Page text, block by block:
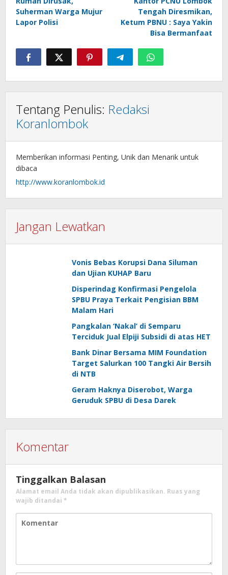
pos
Suherman Warga Mujur
Lapor Polisi
Tengah Diresmikan,
Ketum PBNU : Saya Yakin
Bisa Bermanfaat
Tentang Penulis: Redaksi
Koranlombok
Memberikan informasi Penting, Unik dan Menarik untuk
dibaca
http://www.koranlombok.id
Jangan Lewatkan
Vonis Bebas Korupsi Dana Siluman
dan Ujian KUHAP Baru
Disperindag Konfirmasi Pengelola
SPBU Praya Terkait Pengisian BBM
Malam Hari
Pangkalan ‘Nakal’ di Semparu
Terciduk Jual Elpiji Subsidi di atas HET
Bank Dinar Bersama MIM Foundation
Target Salurkan 100 Tangki Air Bersih
di NTB
Geram Haknya Diserobot, Warga
Geruduk SPBU di Desa Darek
Komentar
Tinggalkan Balasan
Alamat email Anda tidak akan dipublikasikan. Ruas yang
wajib ditandai *